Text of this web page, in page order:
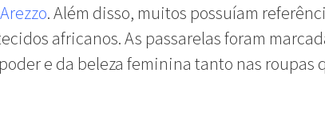
Arezzo. Além disso, muitos possuíam
africanos. As passarelas foram
e da beleza feminina tanto nas roupas